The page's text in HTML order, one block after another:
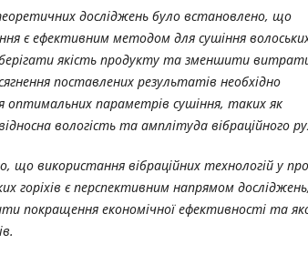
досліджень було встановлено, що
є ефективним методом для сушіння волоських
якість продукту та зменшити
поставлених результатів необхідно
параметрів сушіння, таких як
вологість та амплітуда вібраційного
що використання вібраційних технологій у
горіхів є перспективним напрямом
покращення економічної ефективності та